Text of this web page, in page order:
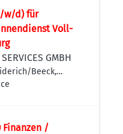
w/d) für
Voll-
GMBH
Beeck,
/